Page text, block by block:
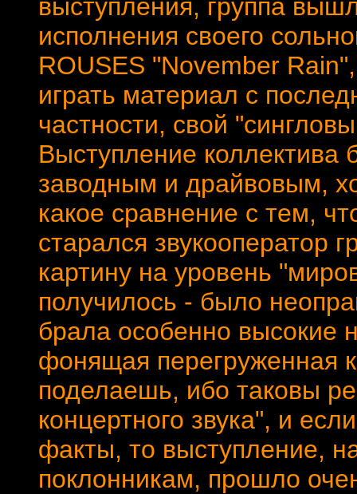
выступления, группа
исполнения своего
ROUSES "November
играть материал с
частности, свой
Выступление
заводным и драйвовым,
какое сравнение с тем,
старался звукооператор
картину на уровень
получилось - было
брала особенно высокие
фонящая перегруженная
поделаешь, ибо таковы
концертного звука", и
факты, то выступление,
поклонникам, прошло